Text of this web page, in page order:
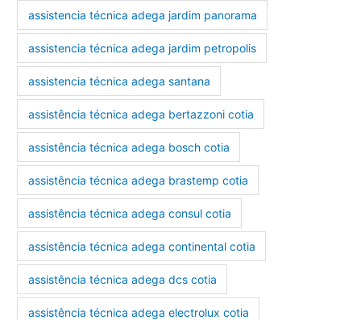
assistencia técnica adega jardim panorama
assistencia técnica adega jardim petropolis
assistencia técnica adega santana
assistência técnica adega bertazzoni cotia
assistência técnica adega bosch cotia
assistência técnica adega brastemp cotia
assistência técnica adega consul cotia
assistência técnica adega continental cotia
assistência técnica adega dcs cotia
assistência técnica adega electrolux cotia